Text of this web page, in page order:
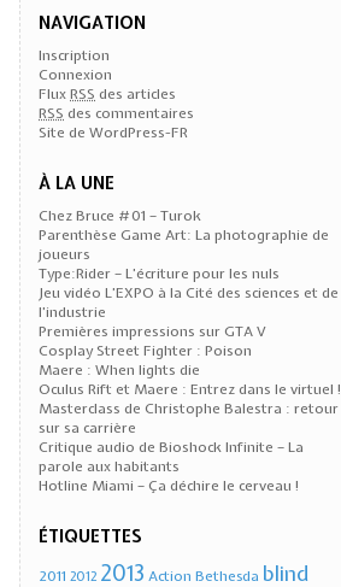
NAVIGATION
Inscription
Connexion
FluxRSS des articles
RSS des commentaires
Site de WordPress-FR
À LA UNE
Chez Bruce #01 – Turok
Parenthèse Game Art: La photographie de
joueurs
Type:Rider – L’écriture pour les nuls
Jeu vidéo L’EXPO à la Cité des sciences et de
l’industrie
Premières impressions sur GTA V
Cosplay Street Fighter : Poison
Maere : When lights die
Oculus Rift et Maere : Entrez dans le virtuel !
Masterclass de Christophe Balestra : retour
sur sa carrière
Critique audio de Bioshock Infinite – La
parole aux habitants
Hotline Miami – Ça déchire le cerveau !
ÉTIQUETTES
2011 2012 2013 Action Bethesda blind